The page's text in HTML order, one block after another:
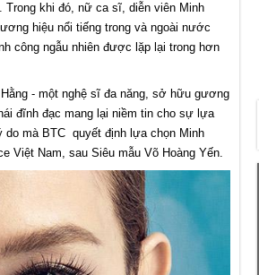
Trong khi đó, nữ ca sĩ, diễn viên Minh
hiệu nổi tiếng trong và ngoài nước
công ngẫu nhiên được lặp lại trong hơn
- một nghệ sĩ đa năng, sở hữu gương
đĩnh đạc mang lại niềm tin cho sự lựa
mà BTC quyết định lựa chọn Minh
Việt Nam, sau Siêu mẫu Võ Hoàng Yến.